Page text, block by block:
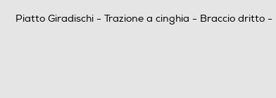
Piatto Giradischi - Trazione a cinghia - Braccio dritto